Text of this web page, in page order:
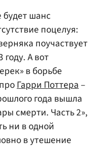
будет шанс
поцелуя:
поучаствует
году. А вот
в борьбе
Гарри Поттера–
года вышла
смерти. Часть 2»,
ни в одной
в утешение